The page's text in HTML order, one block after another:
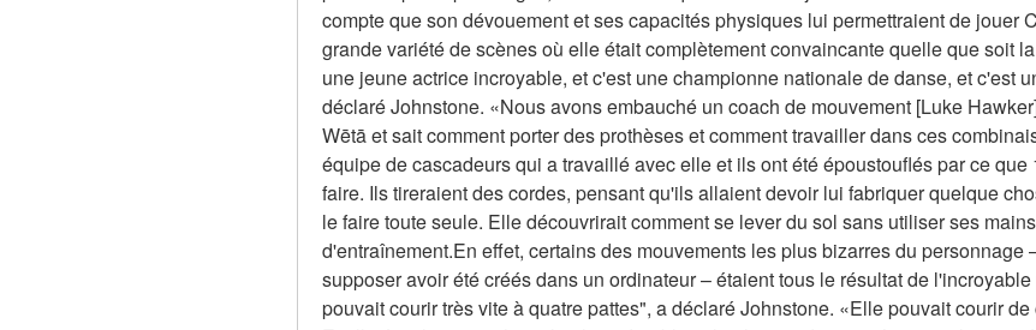
compte que son dévouement et ses capacités physiques lui permettraient de jouer
grande variété de scènes où elle était complètement convaincante quelle que soit
une jeune actrice incroyable, et c'est une championne nationale de danse, et c'est
déclaré Johnstone. «Nous avons embauché un coach de mouvement [Luke
Wētā et sait comment porter des prothèses et comment travailler dans ces
équipe de cascadeurs qui a travaillé avec elle et ils ont été époustouflés par ce
faire. Ils tireraient des cordes, pensant qu'ils allaient devoir lui fabriquer quelque
le faire toute seule. Elle découvrirait comment se lever du sol sans utiliser ses
d'entraînement.En effet, certains des mouvements les plus bizarres du personnage
supposer avoir été créés dans un ordinateur – étaient tous le résultat de
pouvait courir très vite à quatre pattes", a déclaré Johnstone. «Elle pouvait courir